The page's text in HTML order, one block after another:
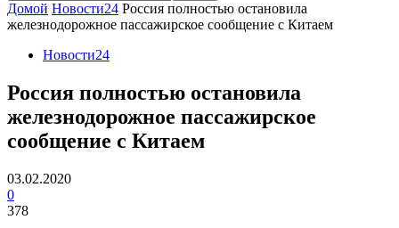
Домой Новости24 Россия полностью остановила
железнодорожное пассажирское сообщение с Китаем
Новости24
Россия полностью остановила
железнодорожное пассажирское
сообщение с Китаем
03.02.2020
0
378